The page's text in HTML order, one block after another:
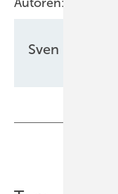
Sven Ullrich